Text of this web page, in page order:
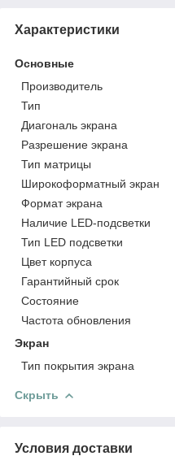
Характеристики
Основные
Производитель
Тип
Диагональ экрана
Разрешение экрана
Тип матрицы
Широкоформатный экран
Формат экрана
Наличие LED-подсветки
Тип LED подсветки
Цвет корпуса
Гарантийный срок
Состояние
Частота обновления
Экран
Тип покрытия экрана
Скрыть
Условия доставки